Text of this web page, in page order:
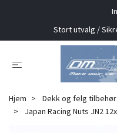
Stort utvalg /
Hjem Dekk og felg tilbehør
Japan Racing Nuts JN2